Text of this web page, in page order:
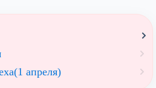
апреля)